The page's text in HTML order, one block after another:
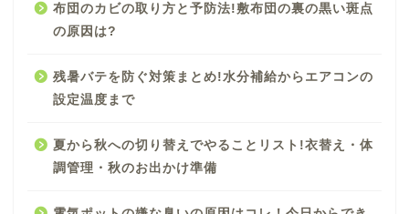
布団のカビの取り方と予防法!敷布団の裏の黒い斑点
の原因は?
残暑バテを防ぐ対策まとめ!水分補給からエアコンの
設定温度まで
夏から秋への切り替えでやることリスト!衣替え・体
調管理・秋のお出かけ準備